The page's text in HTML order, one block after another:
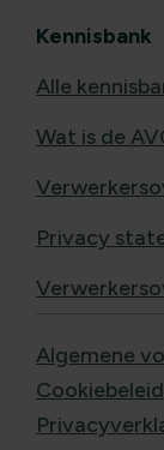
Kennisbank
Alle
Wat is de
Privacy
Algemene
Cookiebeleid